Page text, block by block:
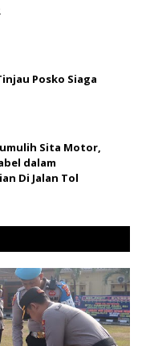
Posko Siaga
Sita Motor,
dalam
Di Jalan Tol